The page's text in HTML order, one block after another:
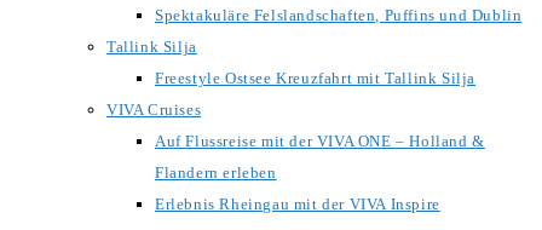
Spektakuläre Felslandschaften, Puffins und Dublin
Tallink Silja
Freestyle Ostsee Kreuzfahrt mit Tallink Silja
VIVA Cruises
Auf Flussreise mit der VIVA ONE – Holland &
Flandern erleben
Erlebnis Rheingau mit der VIVA Inspire